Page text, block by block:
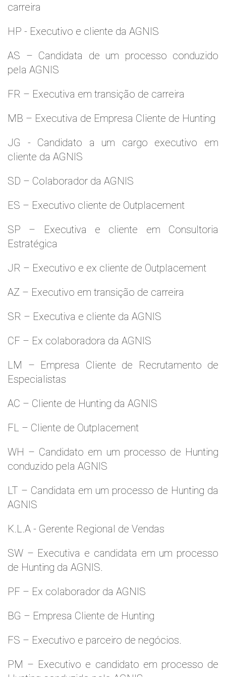
carreira
HP - Executivo e cliente da AGNIS
AS – Candidata de um processo conduzido
pela AGNIS
FR – Executiva em transição de carreira
MB – Executiva de Empresa Cliente de Hunting
JG - Candidato a um cargo executivo em
cliente da AGNIS
SD – Colaborador da AGNIS
ES – Executivo cliente de Outplacement
SP – Executiva e cliente em Consultoria
Estratégica
JR – Executivo e ex cliente de Outplacement
AZ – Executivo em transição de carreira
SR – Executiva e cliente da AGNIS
CF – Ex colaboradora da AGNIS
LM – Empresa Cliente de Recrutamento de
Especialistas
AC – Cliente de Hunting da AGNIS
FL – Cliente de Outplacement
WH – Candidato em um processo de Hunting
conduzido pela AGNIS
LT – Candidata em um processo de Hunting da
AGNIS
K.L.A - Gerente Regional de Vendas
SW – Executiva e candidata em um processo
de Hunting da AGNIS.
PF – Ex colaborador da AGNIS
BG – Empresa Cliente de Hunting
FS – Executivo e parceiro de negócios.
PM – Executivo e candidato em processo de